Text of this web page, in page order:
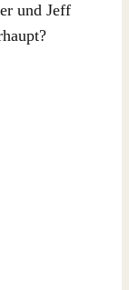
und Jeff